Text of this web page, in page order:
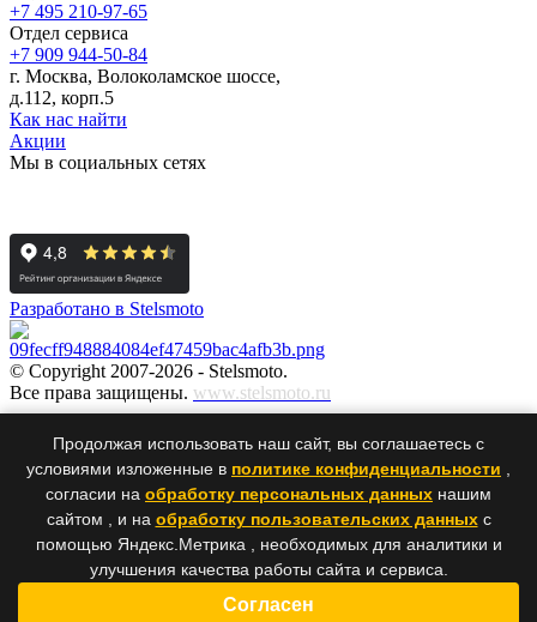
+7 495 210-97-65
Отдел сервиса
+7 909 944-50-84
г. Москва, Волоколамское шоссе,
д.112, корп.5
Как нас найти
Акции
Мы в социальных сетях
Разработано в Stelsmoto
© Copyright 2007-2026 - Stelsmoto.
Все права защищены. www.stelsmoto.ru
Информация, размещенная на сайте, не является публичной
офертой
Ваше сообщение было успешно отправлено нам. Спасибо!
Продолжая использовать наш сайт, вы соглашаетесь с
условиями изложенные в политике конфиденциальности
согласии на обработку персональных данных нашим
сайтом , и на обработку пользовательских данныхс
помощью Яндекс.Метрика , необходимых для аналитики и
улучшения качества работы сайта и сервиса.
Согласен